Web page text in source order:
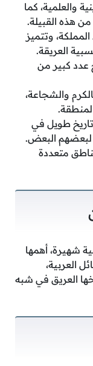
والعلمية، كما
من هذه القبيلة.
وتتميز
العريقة.
عدد كبير من
والشجاعة،
تاريخ طويل في
لبعضهم البعض.
متعددة
شهيرة، أهمها
العربية،
العريق في شبه